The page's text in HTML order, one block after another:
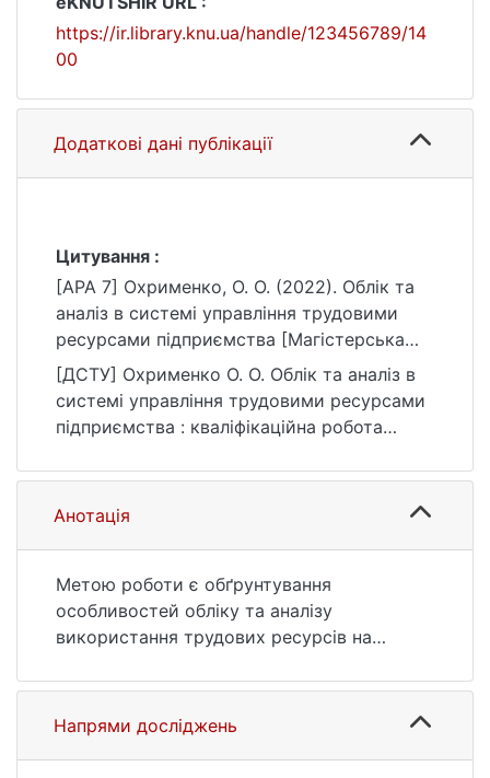
https://ir.library.knu.ua/handle/123456789/14
00
Додаткові дані публікації
Цитування :
[APA 7] Охрименко, О. О. (2022). Облік та
аналіз в системі управління трудовими
ресурсами підприємства [Магістерська
робота, Київський національний
університет імені Тараса Шевченка].
eKNUTSHIR.
https://ir.library.knu.ua/handle/123456789/14
00
[ДСТУ] Охрименко О. О. Облік та аналіз в
системі управління трудовими ресурсами
підприємства : кваліфікаційна робота
адміністрування. Київ, 2022. 80 с. URL:
https://ir.library.knu.ua/handle/123456789/14
00 (дата звернення: 25.07.2026).
Анотація
Метою роботи є обґрунтування
особливостей обліку та аналізу
використання трудових ресурсів на
управління трудовими ресурсами
підприємства є формування, розвиток та
реалізація кадрового потенціалу
Напрями досліджень